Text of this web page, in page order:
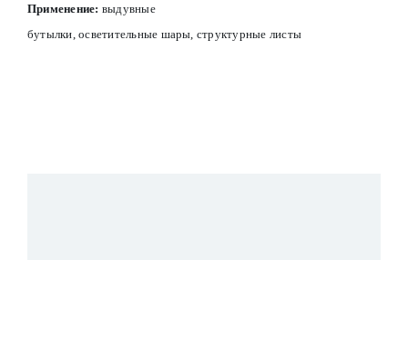
Применение: выдувные
бутылки, осветительные шары, структурные листы